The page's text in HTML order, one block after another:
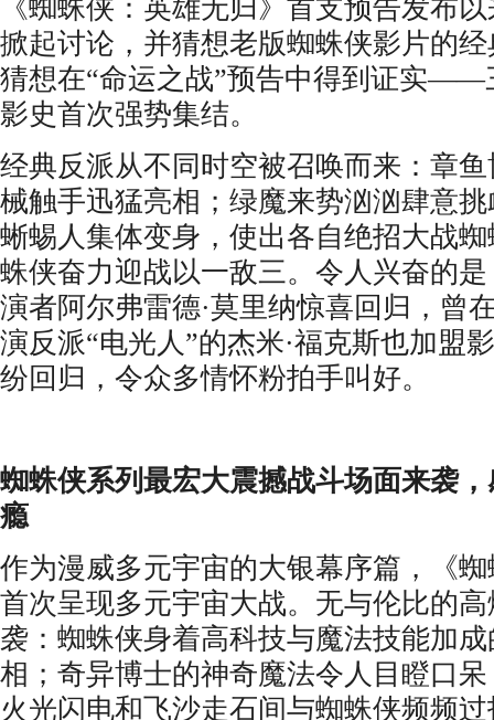
《蜘蛛侠：英雄无归》首支预告发布
掀起讨论，并猜想老版蜘蛛侠影片的
猜想在“命运之战”预告中得到证实——
影史首次强势集结。
经典反派从不同时空被召唤而来：章
械触手迅猛亮相；绿魔来势汹汹肆意
蜥蜴人集体变身，使出各自绝招大战
蛛侠奋力迎战以一敌三。令人兴奋的
演者阿尔弗雷德·莫里纳惊喜回归，曾
演反派“电光人”的杰米·福克斯也加盟
纷回归，令众多情怀粉拍手叫好。
蜘蛛侠系列最宏大震撼战斗场面来袭，
瘾
作为漫威多元宇宙的大银幕序篇，《
首次呈现多元宇宙大战。无与伦比的
袭：蜘蛛侠身着高科技与魔法技能加
相；奇异博士的神奇魔法令人目瞪口呆
火光闪电和飞沙走石间与蜘蛛侠频频